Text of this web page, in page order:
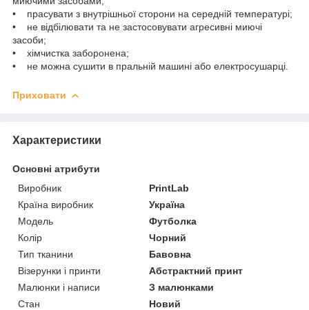
• прасувати з внутрішньої сторони на середній температурі;
• не відбілювати та не застосовувати агресивні миючі
засоби;
• хімчистка заборонена;
• не можна сушити в пральній машині або електросушарці.
Приховати
Характеристики
Основні атрибути
Виробник
PrintLab
Країна виробник
Україна
Модель
Футболка
Колір
Чорний
Тип тканини
Бавовна
Візерунки і принти
Абстрактний принт
Малюнки і написи
З малюнками
Стан
Новий